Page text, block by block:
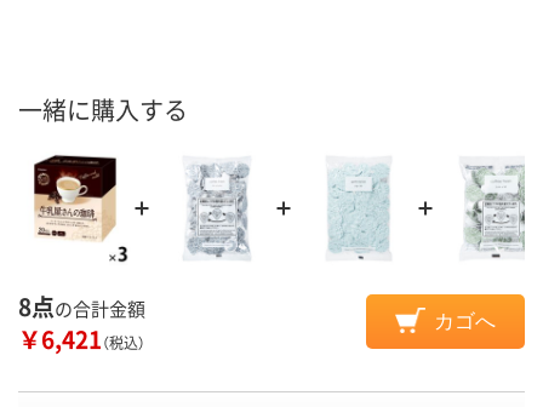
一緒に購入する
8点の合計金額
￥6,421（税込）
カゴへ